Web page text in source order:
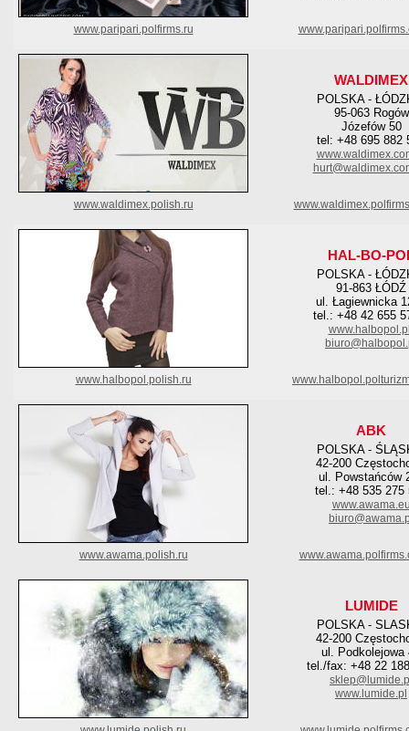
www.paripari.polfirms.ru
WALDIMEX
POLSKA -
95-063 Rogów
Józefów 50
tel: +48 695 882
www.waldimex.polish.ru
HAL-BO-
POLSKA -
91-863 ŁÓDŹ
ul. Łagiewnicka
tel.: +48 42 655
www.halbopol.polish.ru
ABK
POLSKA -
42-200
ul. Powstańców
tel.: +48 535 275
www.awama.polish.ru
LUMIDE
POLSKA -
42-200
ul. Podkolejowa
tel./fax: +48 22
www.lumide.pl